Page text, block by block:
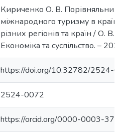
Кириченко О. В. Порівняльний
міжнародного туризму в
різних регіонів та країн / О. В.
Економіка та суспільство. –
https://doi.org/10.32782/2524-
2524-0072
https://orcid.org/0000-0003-